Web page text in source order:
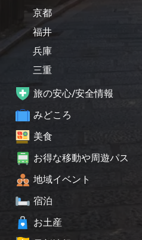
京都
福井
兵庫
三重
旅の安心/安全情報
みどころ
美食
お得な移動や周遊パス
地域イベント
宿泊
お土産